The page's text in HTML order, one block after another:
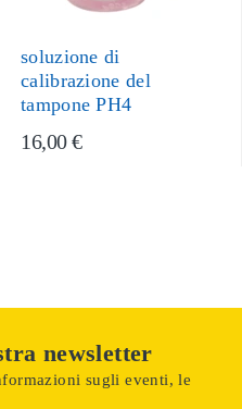
soluzione di
calibrazione del
tampone PH4
16,00 €
newsletter
sugli eventi, le